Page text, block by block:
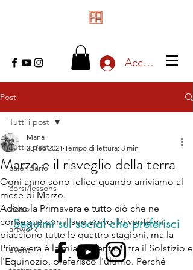
Accedi
Post
Tutti i post
calendario
corsi/lessons
video
artwork
eventi
Tutti i post
Marzo e il risveglio della terra
Mana
28 feb 2021 Tempo di lettura: 3 min
Ogni anno sono felice quando arriviamo al
mese di Marzo.
Adoro la Primavera e tutto ciò che ne
consegue con il suo arrivo. In verità mi
piacciono tutte le quattro stagioni, ma la
Primavera è la mia preferita. E tra il Solstizio e
l'Equinozio, preferisco l'ultimo. Perché
Seguimi sul social che preferisci